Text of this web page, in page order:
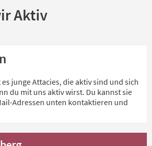
Aktiv
junge Attacies, die aktiv sind und sich
du mit uns aktiv wirst. Du kannst sie
Adressen unten kontaktieren und